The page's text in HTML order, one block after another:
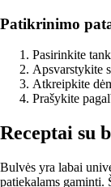
Patikrinimo
Pasirinkite
Apsvarstykite
Atkreipkite
Prašykite
Receptai su
Bulvės yra labai
patiekalams gaminti.